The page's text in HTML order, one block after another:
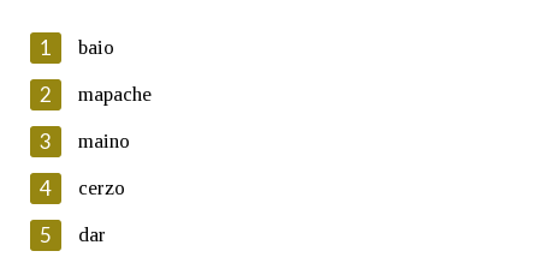
En cumprimento da normativa vixente en materia de
Protección de Datos de Carácter Persoal, a Real Academia
Galega informa a aqueles usuarios que faciliten o seu correo
electrónico, así como calquera outra información de carácter
persoal, que estes datos serán obxecto de tratamento
1 baio
2 mapache
3 maino
4 cerzo
5 dar